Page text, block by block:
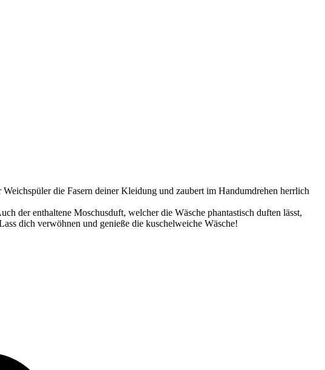
die Fasern deiner Kleidung und zaubert im Handumdrehen herrlich
der enthaltene Moschusduft, welcher die Wäsche phantastisch duften lässt,
dich verwöhnen und genieße die kuschelweiche Wäsche!